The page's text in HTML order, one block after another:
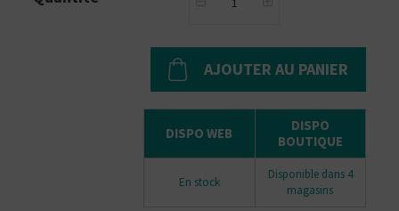
AJOUTER AU PANIER
DISPO WEB
DISPO
BOUTIQUE
En stock
Disponible dans 4
magasins